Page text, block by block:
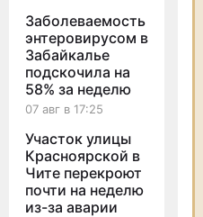
Заболеваемость
энтеровирусом в
Забайкалье
подскочила на
58% за неделю
07 авг в 17:25
Участок улицы
Красноярской в
Чите перекроют
почти на неделю
из-за аварии